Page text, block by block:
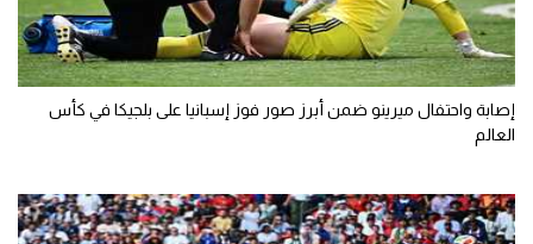
إصابة واحتفال ميرينو ضمن أبرز صور فوز إسبانيا على بلجيكا في كأس
العالم